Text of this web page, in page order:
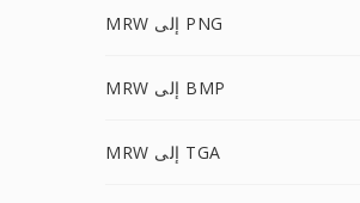
MRW إلى PNG
MRW إلى BMP
MRW إلى TGA